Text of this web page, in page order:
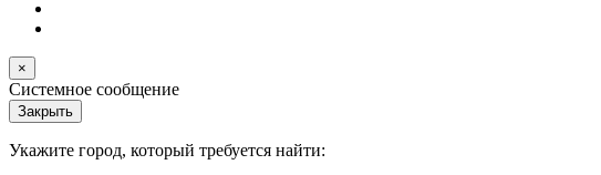
×
Системное сообщение
Закрыть
Укажите город, который требуется найти: